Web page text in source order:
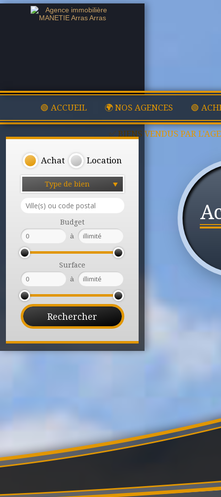
🟢 ACCUEIL 🌍 NOS AGENCES 🟢
✅ BIENS VENDUS PAR
Achat Location
Type de bien
Budget
à
Surface
à